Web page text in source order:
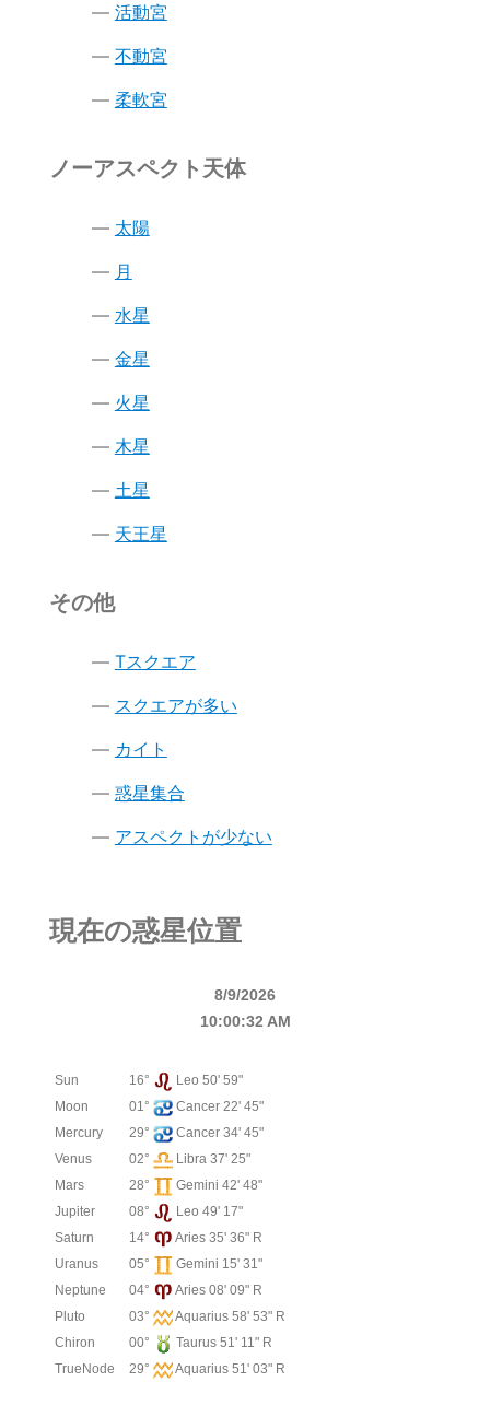
活動宮
不動宮
柔軟宮
ノーアスペクト天体
太陽
月
水星
金星
火星
木星
土星
天王星
その他
Tスクエア
スクエアが多い
カイト
惑星集合
アスペクトが少ない
現在の惑星位置
8/9/2026
10:00:32 AM
Sun 16°
Leo 50' 59"
Moon
01°
Cancer 22' 45"
Mercury
29°
Cancer 34' 45"
Venus
02°
Libra 37' 25"
Mars
28°
Gemini 42' 48"
Jupiter
08°
Leo 49' 17"
Saturn
14°
Aries 35' 36" R
Uranus
05°
Gemini 15' 31"
Neptune
04°
Aries 08' 09" R
Pluto
03°
Aquarius 58' 53" R
Chiron
00°
Taurus 51' 11" R
TrueNode
29° Aquarius 51' 03" R